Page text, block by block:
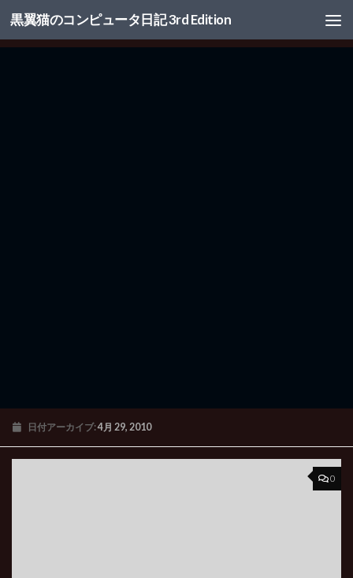
コンテンツへスキップ
黒翼猫のコンピュータ日記 3rd Edition
日付アーカイブ:4月 29, 2010
0